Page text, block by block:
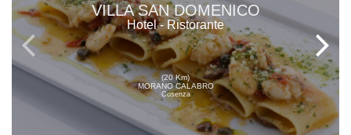
VILLA SAN DOMENICO
Hotel - Ristorante
(20 Km)
MORANO CALABRO
Cosenza